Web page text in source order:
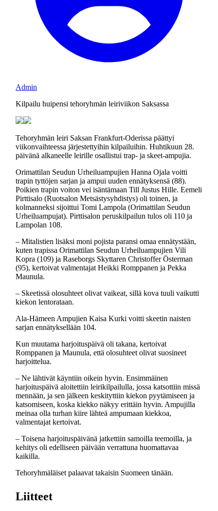
Admin
Kilpailu huipensi tehoryhmän leiriviikon Saksassa
Tehoryhmän leiri Saksan Frankfurt-Oderissa päättyi
viikonvaihteessa järjestettyihin kilpailuihin. Huhtikuun 28.
päivänä alkaneelle leirille osallistui trap- ja skeet-ampujia.
Orimattilan Seudun Urheiluampujien Hanna Ojala voitti
trapin tyttöjen sarjan ja ampui uuden ennätyksensä (88).
Poikien trapin voiton vei isäntämaan Till Justus Hille. Eemeli
Pirttisalo (Ruotsalon Metsästysyhdistys) oli toinen, ja
kolmanneksi sijoittui Tomi Lampola (Orimattilan Seudun
Urheiluampujat). Pirttisalon peruskilpailun tulos oli 110 ja
Lampolan 108.
– Mitalistien lisäksi moni pojista paransi omaa ennätystään,
kuten trapissa Orimattilan Seudun Urheiluampujien Vili
Kopra (109) ja Raseborgs Skyttaren Christoffer Österman
(95), kertoivat valmentajat Heikki Romppanen ja Pekka
Maunula.
– Skeetissä olosuhteet olivat vaikeat, sillä kova tuuli vaikutti
kiekon lentorataan.
Ala-Hämeen Ampujien Kaisa Kurki voitti skeetin naisten
sarjan ennätyksellään 104.
Kun muutama harjoituspäivä oli takana, kertoivat
Romppanen ja Maunula, että olosuhteet olivat suosineet
harjoittelua.
– Ne lähtivät käyntiin oikein hyvin. Ensimmäinen
harjoituspäivä aloitettiin leirikilpailulla, jossa katsottiin missä
mennään, ja sen jälkeen keskityttiin kiekon pyytämiseen ja
katsomiseen, koska kiekko näkyy erittäin hyvin. Ampujilla
meinaa olla turhan kiire lähteä ampumaan kiekkoa,
valmentajat kertoivat.
– Toisena harjoituspäivänä jatkettiin samoilla teemoilla, ja
kehitys oli edelliseen päivään verrattuna huomattavaa
kaikilla.
Tehoryhmäläiset palaavat takaisin Suomeen tänään.
Liitteet